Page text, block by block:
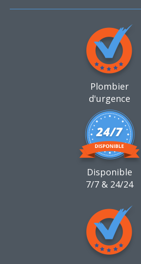
Plombier
d'urgence
Disponible
7/7 & 24/24